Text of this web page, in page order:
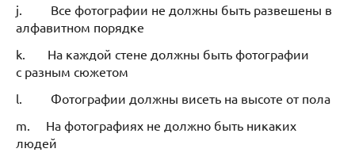
j. Все фотографии не должны быть развешены в
алфавитном порядке
k. На каждой стене должны быть фотографии
с разным сюжетом
l. Фотографии должны висеть на высоте от пола
m. На фотографиях не должно быть никаких
людей